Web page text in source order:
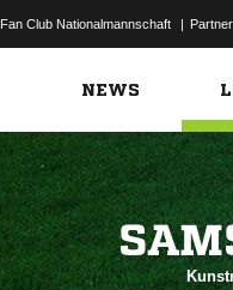
Fan Club Nationalmannschaft | Partner
NEWS